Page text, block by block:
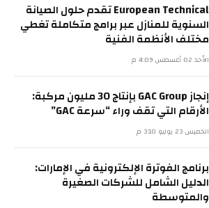
European Technical تقدم حلول الصيانة
السنوية للمنازل عبر برامج متكاملة تغطي
مختلف الأنظمة الفنية
الأحد 02 أغسطس 4:09 م
إنجاز GAC Group بإنتاج 30 مليون مركبة:
الأرقام التي تقف وراء “سرعة GAC”
الخميس 23 يوليو 3:10 م
برنامج الفوترة الإلكترونية في الإمارات:
الدليل الشامل للشركات الصغيرة
والمتوسطة